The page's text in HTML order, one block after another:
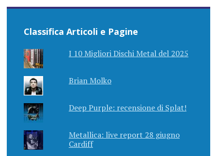
Classifica Articoli e Pagine
I 10 Migliori Dischi Metal del 2025
Brian Molko
Deep Purple: recensione di Splat!
Metallica: live report 28 giugno
Cardiff